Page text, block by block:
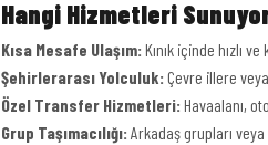
Hangi Hizmetleri
Kısa Mesafe Ulaşım: Kınık içinde hızlı
Şehirlerarası Yolculuk: Çevre illere
Özel Transfer Hizmetleri: Havaalanı,
Grup Taşımacılığı: Arkadaş grupları